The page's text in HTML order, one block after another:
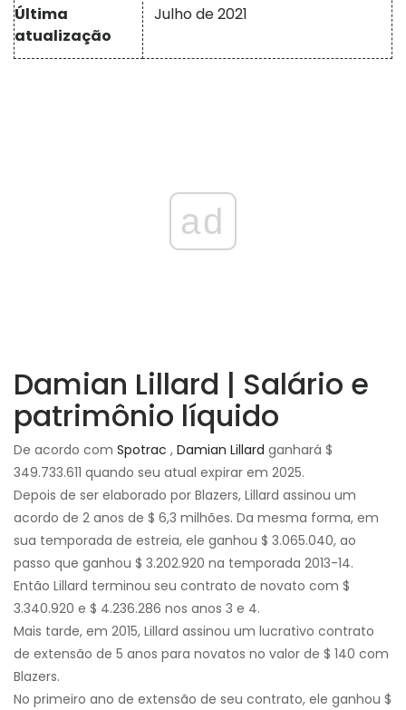
Última
atualização
Julho de 2021
ad
Damian Lillard | Salário e
patrimônio líquido
De acordo com Spotrac , Damian Lillard ganhará $
349.733.611 quando seu atual expirar em 2025.
Depois de ser elaborado por Blazers, Lillard assinou um
acordo de 2 anos de $ 6,3 milhões. Da mesma forma, em
sua temporada de estreia, ele ganhou $ 3.065.040, ao
passo que ganhou $ 3.202.920 na temporada 2013-14.
Então Lillard terminou seu contrato de novato com $
3.340.920 e $ 4.236.286 nos anos 3 e 4.
Mais tarde, em 2015, Lillard assinou um lucrativo contrato
de extensão de 5 anos para novatos no valor de $ 140 com
Blazers.
No primeiro ano de extensão de seu contrato, ele ganhou $